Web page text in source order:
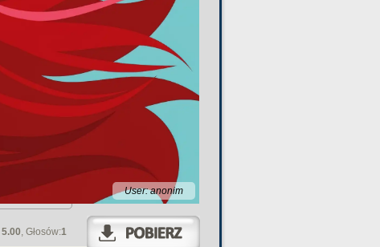
User: anonim
5.00, Głosów:1